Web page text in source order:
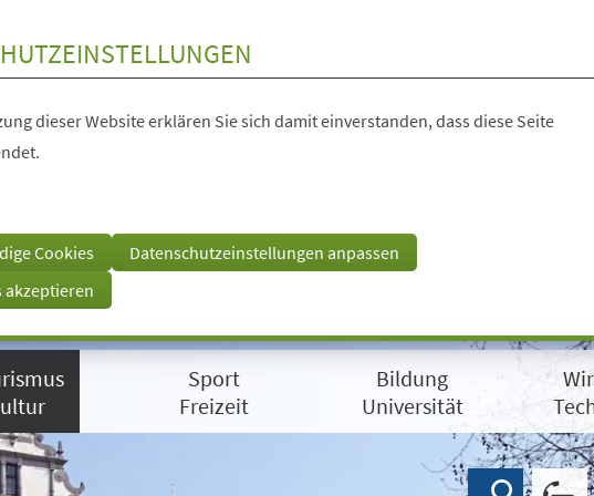
dieser Website erklären Sie sich damit einverstanden, dass diese Seite
Cookies
Datenschutzeinstellungen anpassen
akzeptieren
Sport
Freizeit
Bildung
Universität